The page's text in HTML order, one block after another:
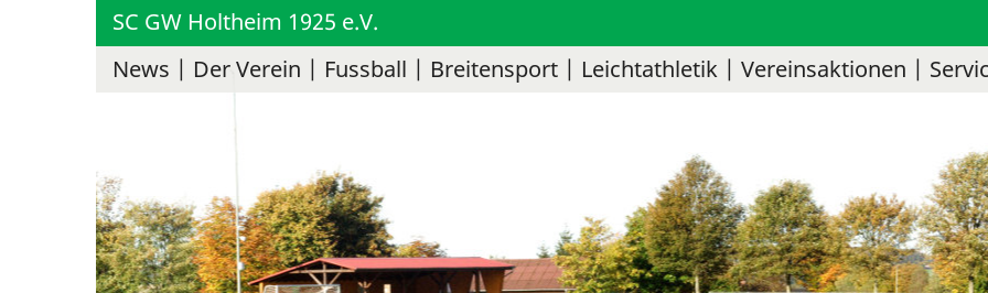
SC GW Holtheim 1925 e.V.
News
Der Verein Fussball Breitensport Leichtathletik Vereinsaktionen